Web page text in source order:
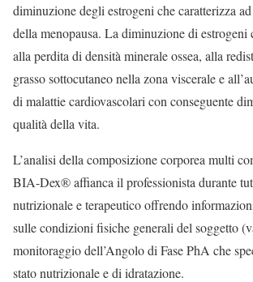
diminuzione degli estrogeni che caratterizza
della menopausa. La diminuzione di
alla perdita di densità minerale ossea, alla
grasso sottocutaneo nella zona viscerale e
di malattie cardiovascolari con conseguente
qualità della vita.
L’analisi della composizione corporea multi
BIA-Dex® affianca il professionista durante
nutrizionale e terapeutico offrendo
sulle condizioni fisiche generali del soggetto
monitoraggio dell’Angolo di Fase PhA che
stato nutrizionale e di idratazione.